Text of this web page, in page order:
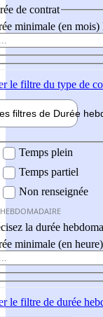
de contrat
minimale (en mois)
le filtre du type de
filtres de Durée
Temps plein
Temps partiel
Non renseignée
la durée
minimale (en heure)
le filtre de durée